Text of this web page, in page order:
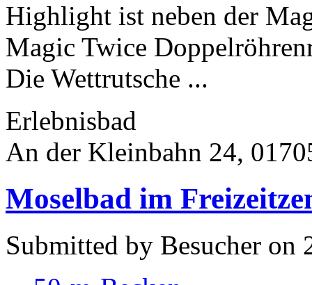
Highlight ist neben der
Magic Twice
Die Wettrutsche ...
Erlebnisbad
An der Kleinbahn 24,
Moselbad im
Submitted by Besucher